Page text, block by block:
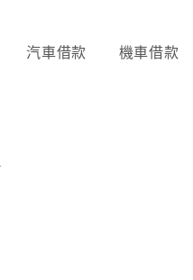
汽車借款 機車借款